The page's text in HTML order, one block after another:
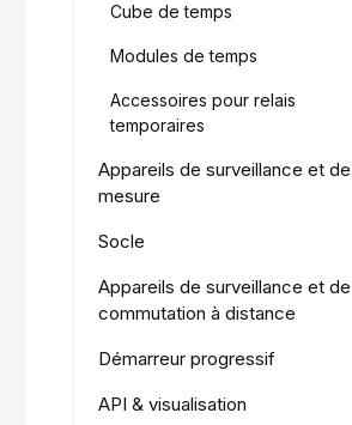
Cube de temps
Modules de temps
Accessoires pour relais
temporaires
Appareils de surveillance et de
mesure
Socle
Appareils de surveillance et de
commutation à distance
Démarreur progressif
API & visualisation